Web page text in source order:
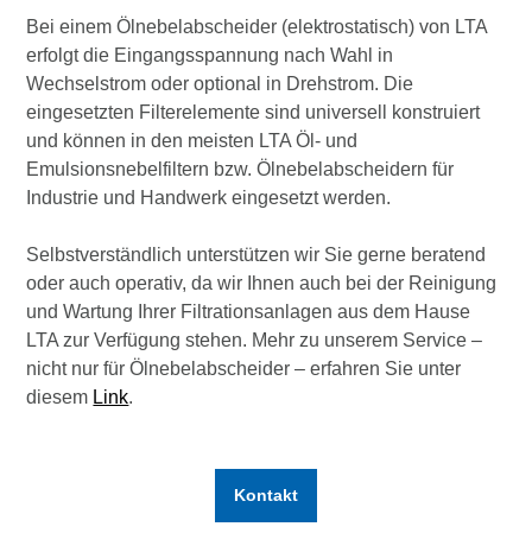
Bei einem Ölnebelabscheider (elektrostatisch) von LTA
erfolgt die Eingangsspannung nach Wahl in
Wechselstrom oder optional in Drehstrom. Die
eingesetzten Filterelemente sind universell konstruiert
und können in den meisten LTA Öl- und
Emulsionsnebelfiltern bzw. Ölnebelabscheidern für
Industrie und Handwerk eingesetzt werden.
Selbstverständlich unterstützen wir Sie gerne beratend
oder auch operativ, da wir Ihnen auch bei der Reinigung
und Wartung Ihrer Filtrationsanlagen aus dem Hause
LTA zur Verfügung stehen. Mehr zu unserem Service –
nicht nur für Ölnebelabscheider – erfahren Sie unter
diesem Link.
Kontakt